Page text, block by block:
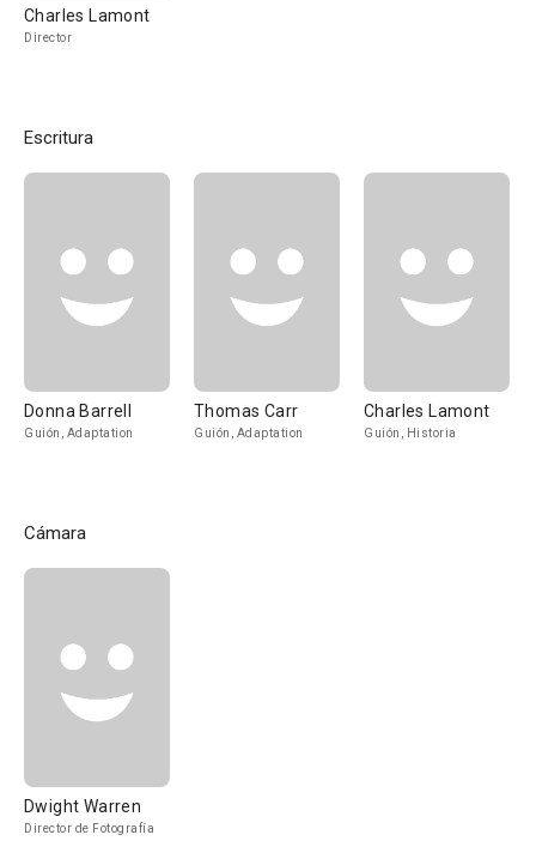
Charles Lamont
Director
Escritura
Donna Barrell
Guión, Adaptation
Thomas Carr
Guión, Adaptation
Charles Lamont
Guión, Historia
Cámara
Dwight Warren
Director de Fotografía